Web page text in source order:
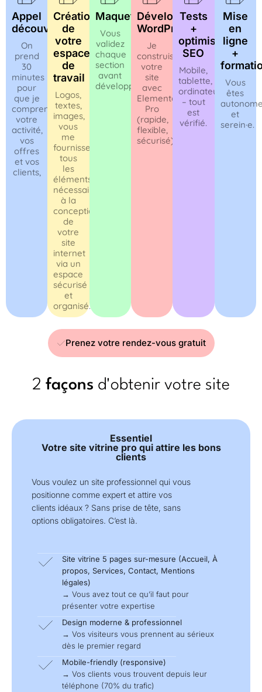
Appel
découverte
On
prend
30
minutes
pour
que je
comprenne
votre
activité,
vos
offres
et vos
clients,
Création
de
votre
espace
de
travail
Logos,
textes,
images,
vous
me
fournissez
tous
les
éléments
nécessaires
à la
conception
de
votre
site
internet
via un
espace
sécurisé
et
organisé.
Maquette
Vous
validez
chaque
section
avant
développement.
Développement
WordPress
Je
construis
votre
site
avec
Elementor
Pro
(rapide,
flexible,
sécurisé).
Tests
+
optimisations
SEO
Mobile,
tablette,
ordinateur
– tout
est
vérifié.
Mise
en
ligne
+
Vous
êtes
et
serein·e.
Prenez votre rendez-vous gratuit
2 façons d'obtenir votre site
Essentiel
Votre site vitrine pro qui attire les bons
clients
Vous voulez un site professionnel qui vous
positionne comme expert et attire vos
clients idéaux ? Sans prise de tête, sans
options obligatoires. C’est là.
Site vitrine 5 pages sur-mesure (Accueil, À
propos, Services, Contact, Mentions
légales)
→ Vous avez tout ce qu’il faut pour
présenter votre expertise
Design moderne & professionnel
→ Vos visiteurs vous prennent au sérieux
dès le premier regard
Mobile-friendly (responsive)
→ Vos clients vous trouvent depuis leur
téléphone (70% du trafic)